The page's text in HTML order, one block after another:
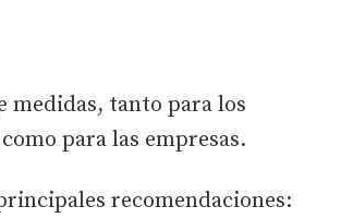
medidas, tanto para los
para las empresas.
recomendaciones: